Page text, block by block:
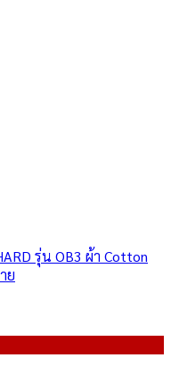
รุ่น OB3 ผ้า Cotton
ย